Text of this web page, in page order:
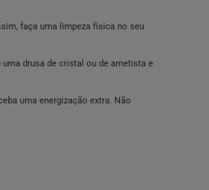
faça uma limpeza física no seu
drusa de cristal ou de ametista e
uma energização extra. Não